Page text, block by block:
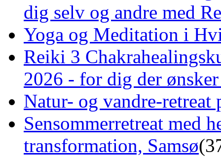
dig selv og andre med
Yoga og Meditation i
Reiki 3
2026 - for dig der
Natur- og vandre-retreat
Sensommerretreat med
transformation, Samsø